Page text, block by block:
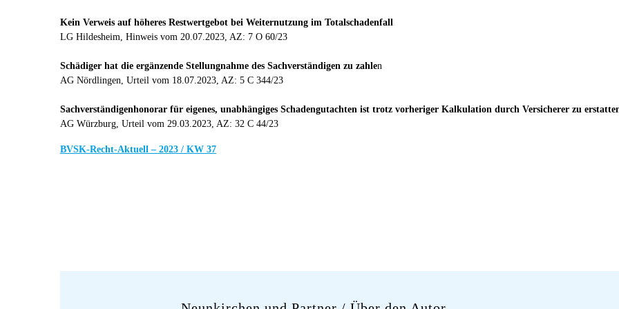
Kein Verweis auf höheres Restwertgebot bei Weiternutzung im Totalschadenfall
LG Hildesheim, Hinweis vom 20.07.2023, AZ: 7 O 60/23
Schädiger hat die ergänzende Stellungnahme des Sachverständigen zu zahlen
AG Nördlingen, Urteil vom 18.07.2023, AZ: 5 C 344/23
Sachverständigenhonorar für eigenes, unabhängiges Schadengutachten ist trotz vorheriger Kalkulation durch Versicherer zu
AG Würzburg, Urteil vom 29.03.2023, AZ: 32 C 44/23
BVSK-Recht-Aktuell – 2023 / KW 37